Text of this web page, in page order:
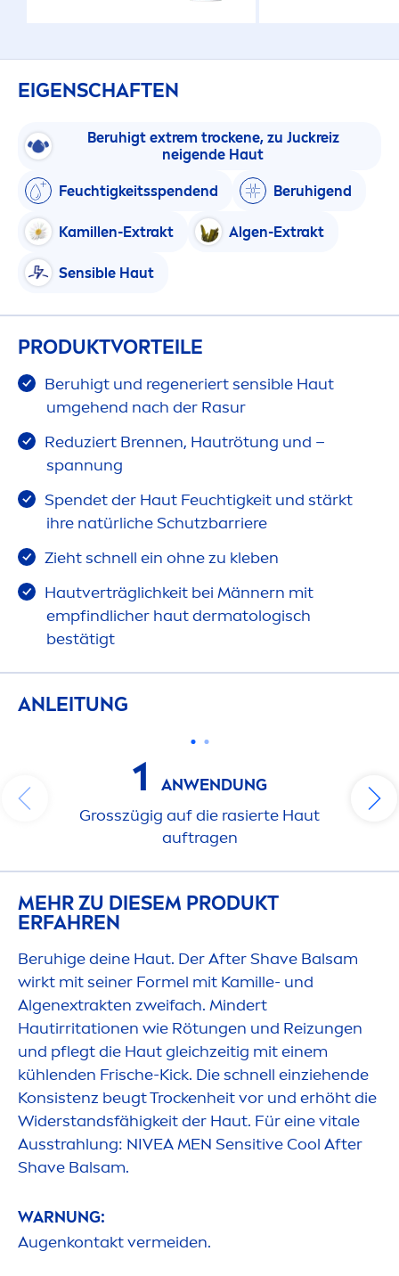
EIGENSCHAFTEN
Beruhigt extrem trockene, zu Juckreiz
neigende Haut
Feuchtigkeitsspendend Beruhigend
Kamillen-Extrakt Algen-Extrakt
Sensible Haut
PRODUKTVORTEILE
Beruhigt und regeneriert sensible Haut
umgehend nach der Rasur
Reduziert Brennen, Hautrötung und –
spannung
Spendet der Haut Feuchtigkeit und stärkt
ihre natürliche Schutzbarriere
Zieht schnell ein ohne zu kleben
Hautverträglichkeit bei Männern mit
empfindlicher haut dermatologisch
bestätigt
ANLEITUNG
1
ANWENDUNG
Grosszügig auf die rasierte Haut
auftragen
MEHR ZU DIESEM PRODUKT
ERFAHREN
Beruhige deine Haut. Der After Shave Balsam
wirkt mit seiner Formel mit Kamille- und
Algenextrakten zweifach. Mindert
Hautirritationen wie Rötungen und Reizungen
und pflegt die Haut gleichzeitig mit einem
kühlenden Frische-Kick. Die schnell einziehende
Konsistenz beugt Trockenheit vor und erhöht die
Widerstandsfähigkeit der Haut. Für einevitale
Ausstrahlung: NIVEAMEN Sensitive Cool After
Shave Balsam.
WARNUNG:
Augenkontakt vermeiden.